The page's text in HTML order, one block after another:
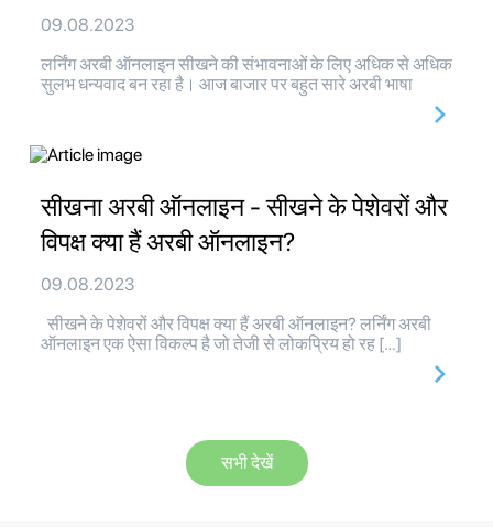
09.08.2023
लर्निंग अरबी ऑनलाइन सीखने की संभावनाओं के लिए अधिक से अधिक
सुलभ धन्यवाद बन रहा है। आज बाजार पर बहुत सारे अरबी भाषा
सीखना अरबी ऑनलाइन - सीखने के पेशेवरों और
विपक्ष क्या हैं अरबी ऑनलाइन?
09.08.2023
सीखने के पेशेवरों और विपक्ष क्या हैं अरबी ऑनलाइन? लर्निंग अरबी
ऑनलाइन एक ऐसा विकल्प है जो तेजी से लोकप्रिय हो रह […]
सभी देखें